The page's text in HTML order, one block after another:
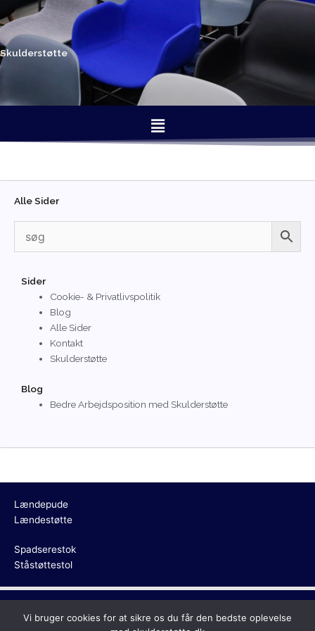
til
indholdet
Skulderstøtte
Menu
Alle Sider
Sider
Cookie- & Privatlivspolitik
Blog
Alle Sider
Kontakt
Skulderstøtte
Blog
Bedre Arbejdsposition med Skulderstøtte
Lændepude
Lændestøtte
Spadserestok
Ståstøttestol
Copyright © 2026 Skulderstøtte
Vi bruger cookies for at sikre os du får den bedste oplevelse